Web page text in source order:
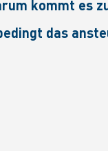
kommt es
das